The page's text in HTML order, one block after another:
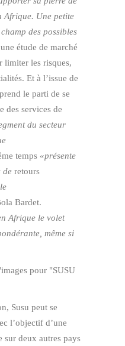
Afrique. Une petite
des possibles
étude de marché
limiter les risques,
Et à l’issue de
le parti de se
des services de
du secteur
temps «présente
de retours
Bardet.
Afrique le volet
même si
Susu peut se
l’objectif d’une
sur deux autres pays